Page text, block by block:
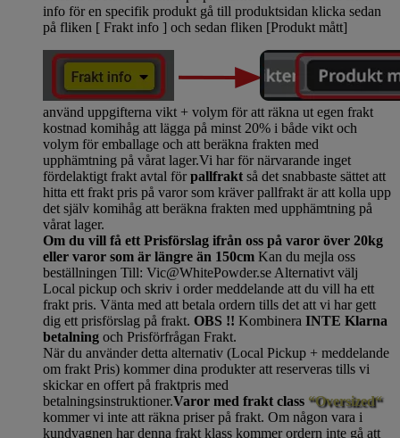
info för en specifik produkt gå till produktsidan klicka sedan
på fliken [ Frakt info ] och sedan fliken [Produkt mått]
använd uppgifterna vikt + volym för att räkna ut egen frakt
kostnad komihåg att lägga på minst 20% i både vikt och
volym för emballage och att beräkna frakten med
upphämtning på vårat lager.Vi har för närvarande inget
fördelaktigt frakt avtal förpallfrakt så det snabbaste sättet att
hitta ett frakt pris på varor som kräver pallfrakt är att kolla upp
det själv komihåg att beräkna frakten med upphämtning på
vårat lager.
Om du vill få ett Prisförslag ifrån oss på varor över 20kg
eller varor som är längre än 150cm Kan du mejla oss
beställningen Till: Vic@WhitePowder.se Alternativt välj
Local pickup och skriv i order meddelande att du vill ha ett
frakt pris. Vänta med att betala ordern tills det att vi har gett
dig ett prisförslag på frakt. OBS !! Kombinera INTE Klarna
betalning och Prisförfrågan Frakt.
När du använder detta alternativ (Local Pickup + meddelande
om frakt Pris) kommer dina produkter att reserveras tills vi
skickar en offert på fraktpris med
betalningsinstruktioner.Varor med frakt class “Oversized“
kommer vi inte att räkna priser på frakt. Om någon vara i
kundvagnen har denna frakt klass kommer ordern inte gå att